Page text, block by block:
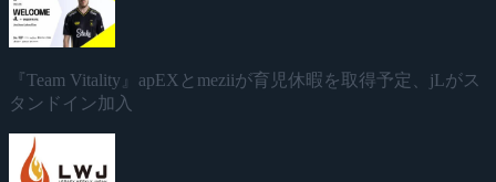
『Team Vitality』apEXとmeziiが育児休暇を取得予定、jLがス
タンドイン加入